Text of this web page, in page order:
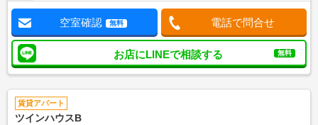
空室確認 無料 電話で問合せ
お店にLINEで相談する 無料
賃貸アパート
ツインハウスB